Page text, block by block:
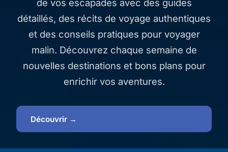
de vos escapades avec des guides
détaillés, des récits de voyage authentiques
et des conseils pratiques pour voyager
malin. Découvrez chaque semaine de
nouvelles destinations et bons plans pour
enrichir vos aventures.
Découvrir →